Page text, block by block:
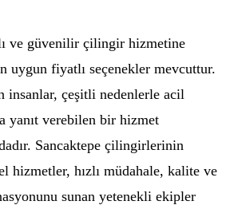
ve güvenilir çilingir hizmetine
uygun fiyatlı seçenekler mevcuttur.
insanlar, çeşitli nedenlerle acil
yanıt verebilen bir hizmet
Sancaktepe çilingirlerinin
hizmetler, hızlı müdahale, kalite ve
sunan yetenekli ekipler